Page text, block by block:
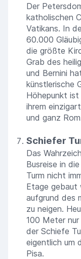
Der
katholischen
Vatikans. In
60.000
die größte
Grab des
und Bernini
künstlerische
Höhepunkt
ihrem
und ganz
Schiefer
Das
Busreise in
Turm nicht
Etage gebaut
aufgrund des
zu neigen.
100 Meter
der Schiefe
eigentlich um
Pisa.